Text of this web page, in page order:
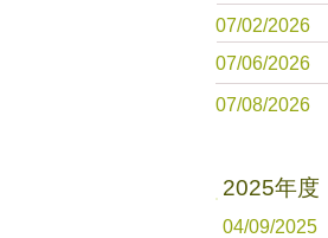
07/02/2026
​07/06/2026
07/08/2026
2025年度
04/09/2025